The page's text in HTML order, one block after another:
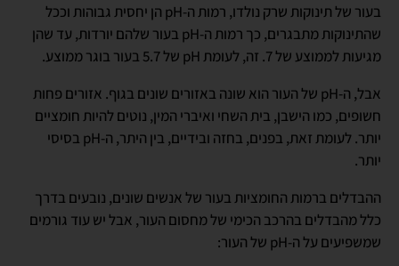
בעור של תינוקות שרק נולדו, רמות ה-pH הן יחסית גבוהות וככל
שהתינוקות מתבגרים, כך רמות ה-pH בעור שלהם יורדות, עד שהן
מגיעות לממוצע של 7. זה, לעומת pH של 5.7 בעור בוגר ממוצע.
אבל, ה-pH של העור הוא שונה באזורים שונים בגוף. אזורים פחות
חשופים, כמו הישבן, בית השחי ואיברי המין, נוטים להיות חומציים
יותר. לעומת זאת, בפנים, בחזה ובידיים, בין היתר, ה-pH בסיסי
יותר.
ההבדלים ברמות החומציות בעור של אנשים שונים, נובעים בדרך
כלל מהבדלים בהרכב הכימי של מחסום העור, אבל יש עוד גורמים
שמשפיעים על ה-pH של העור: